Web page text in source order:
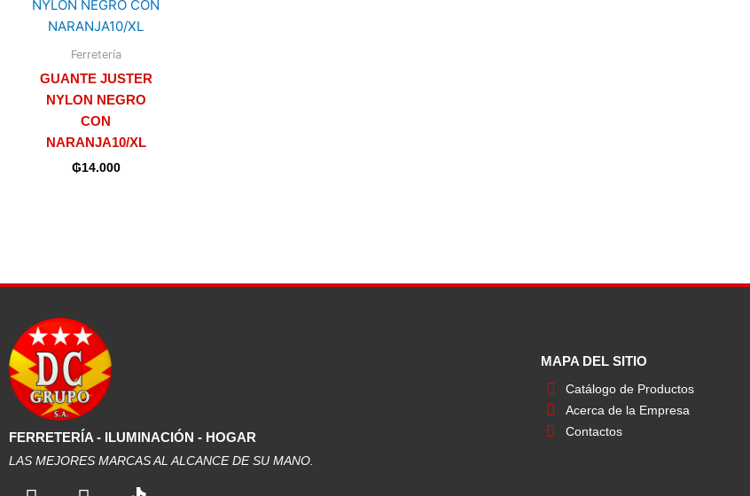
Ferretería
GUANTE JUSTER
NYLON NEGRO
CON
NARANJA10/XL
₲14.000
FERRETERÍA - ILUMINACIÓN - HOGAR
LAS MEJORES MARCAS AL ALCANCE DE SU MANO.
F
I
MAPA DEL SITIO
Catálogo de Productos
Acerca de la Empresa
Contactos